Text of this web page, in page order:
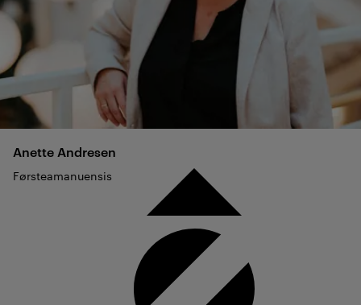
Anette Andresen
Førsteamanuensis